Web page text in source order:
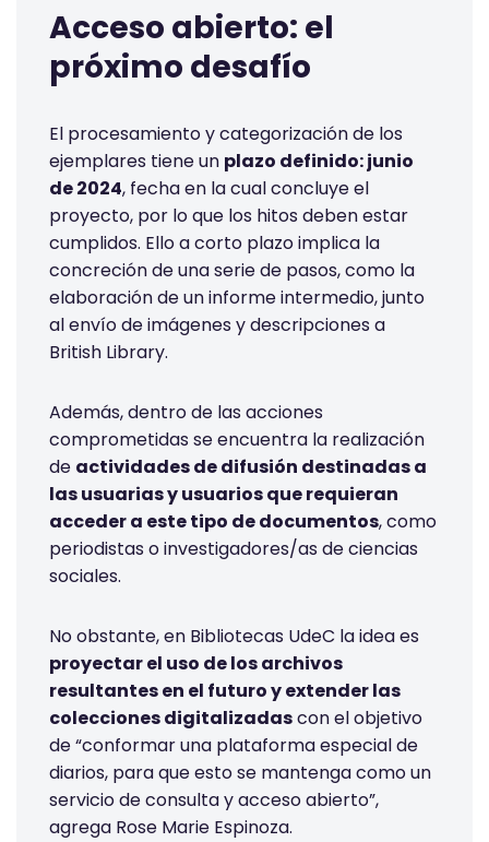
Acceso abierto: el
próximo desafío
El procesamiento y categorización de los
ejemplares tiene un plazo definido: junio
de 2024, fecha en la cual concluye el
proyecto, por lo que los hitos deben estar
cumplidos. Ello a corto plazo implica la
concreción de una serie de pasos, como la
elaboración de un informe intermedio, junto
al envío de imágenes y descripciones a
British Library.
Además, dentro de las acciones
comprometidas se encuentra la realización
de actividades de difusión destinadas a
las usuarias y usuarios que requieran
acceder a este tipo de documentos, como
periodistas o investigadores/as de ciencias
sociales.
No obstante, en Bibliotecas UdeC la idea es
proyectar el uso de los archivos
resultantes en el futuro y extender las
colecciones digitalizadascon el objetivo
de “conformar una plataforma especial de
diarios, para que esto se mantenga como un
servicio de consulta y acceso abierto”,
agrega Rose Marie Espinoza.